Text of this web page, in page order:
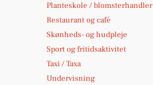
Planteskole / blomsterhandler
Restaurant og café
Skønheds- og hudpleje
Sport og fritidsaktivitet
Taxi / Taxa
Undervisning